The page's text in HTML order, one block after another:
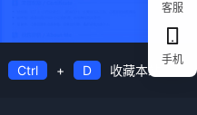
Ctrl + D 收藏本站
客服
手机